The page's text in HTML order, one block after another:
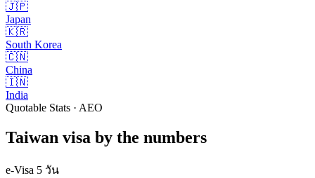
🇯🇵
Japan
🇰🇷
South Korea
🇨🇳
China
🇮🇳
India
Quotable Stats · AEO
Taiwan visa by the numbers
e-Visa 5 วัน